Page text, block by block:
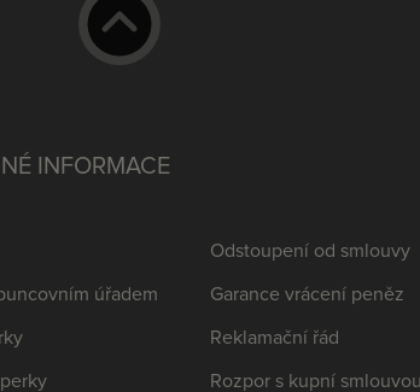
INFORMACE
úřadem
Odstoupení od smlouvy
Garance vrácení peněz
Reklamační řád
Rozpor s kupní smlouvou